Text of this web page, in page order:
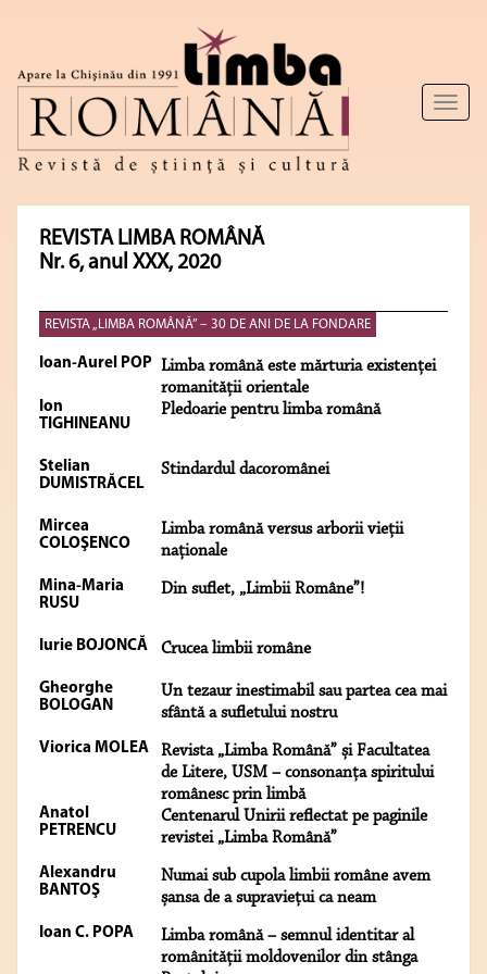
Toggle
REVISTA LIMBA ROMÂNĂ
Nr. 6, anul XXX, 2020
REVISTA „LIMBA ROMÂNĂ” – 30 DE ANI DE LA FONDARE
Ioan-Aurel POP Limba română este mărturia existenței
romanității orientale
Ion
TIGHINEANU
Pledoarie pentru limba română
Stelian
DUMISTRĂCEL
Stindardul dacoromânei
Mircea
COLOŞENCO
Limba română versus arborii vieții
naționale
Mina-Maria
RUSU
Din suflet, „Limbii Române”!
Iurie BOJONCĂ Crucea limbii române
Gheorghe
BOLOGAN
Un tezaur inestimabil sau partea cea mai
sfântă a sufletului nostru
Viorica MOLEA
Revista „Limba Română” și Facultatea
de Litere, USM – consonanța spiritului
românesc prin limbă
Anatol
PETRENCU
Centenarul Unirii reflectat pe paginile
revistei „Limba Română”
Alexandru
BANTOŞ
Numai sub cupola limbii române avem
șansa de a supraviețui ca neam
Ioan C. POPA
Limba română – semnul identitar al
românității moldovenilor din stânga